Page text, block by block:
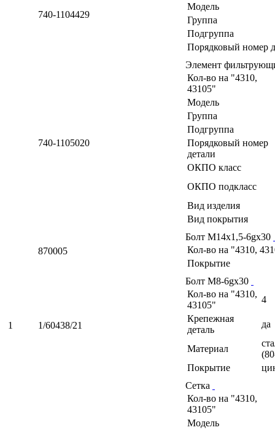
740-1104429
Модель
Группа
Подгруппа
Порядковый номер
740-1105020
Элемент
Кол-во на "4310,
43105"
Модель
Группа
Подгруппа
Порядковый номер
детали
ОКПО класс
ОКПО подкласс
Вид изделия
Вид покрытия
870005
Болт М14х1,5-6gх30
Кол-во на "4310,
Покрытие
1 1/60438/21
Болт М8-6gх30
Кол-во на "4310,
43105"
4
Крепежная
деталь
да
Материал
Покрытие
Сетка
Кол-во на "4310,
43105"
Модель